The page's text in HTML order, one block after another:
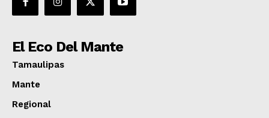
El Eco Del Mante
Tamaulipas
Mante
Regional